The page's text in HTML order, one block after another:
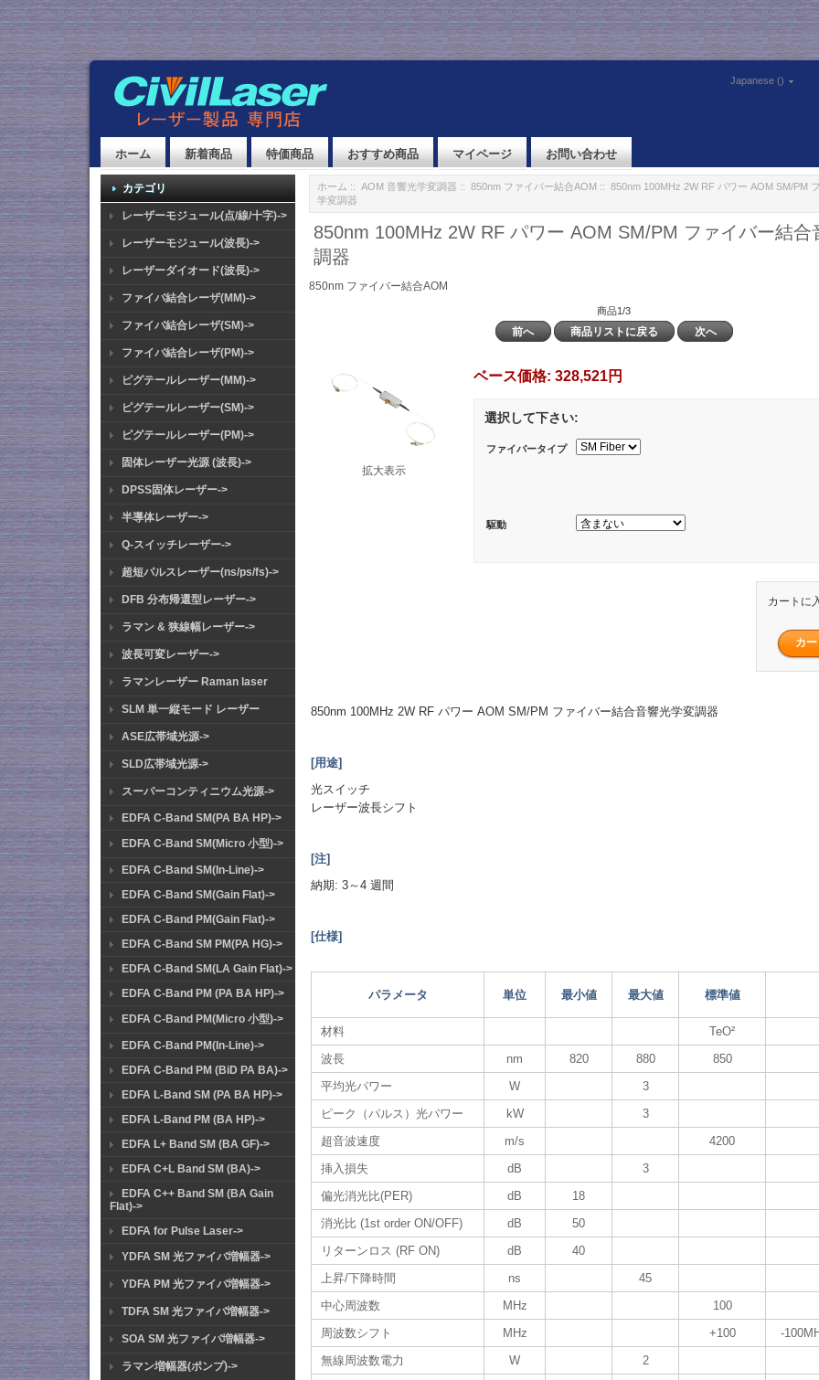
Japanese ()
ホーム 新着商品 特価商品 おすすめ商品 マイページ お問い合わせ
カテゴリ
レーザーモジュール(点/線/十字)->
レーザーモジュール(波長)->
レーザーダイオード(波長)->
ファイバ結合レーザ(MM)->
ファイバ結合レーザ(SM)->
ファイバ結合レーザ(PM)->
ピグテールレーザー(MM)->
ピグテールレーザー(SM)->
ピグテールレーザー(PM)->
固体レーザー光源 (波長)->
DPSS固体レーザー->
半導体レーザー->
Q-スイッチレーザー->
超短パルスレーザー(ns/ps/fs)->
DFB 分布帰還型レーザー->
ラマン & 狭線幅レーザー->
波長可変レーザー->
ラマンレーザー Raman laser
SLM 単一縦モード レーザー
ASE広帯域光源->
SLD広帯域光源->
スーパーコンティニウム光源->
EDFA C-Band SM(PA BA HP)->
EDFA C-Band SM(Micro 小型)->
EDFA C-Band SM(In-Line)->
EDFA C-Band SM(Gain Flat)->
EDFA C-Band PM(Gain Flat)->
EDFA C-Band SM PM(PA HG)->
EDFA C-Band SM(LA Gain Flat)->
EDFA C-Band PM (PA BA HP)->
EDFA C-Band PM(Micro 小型)->
EDFA C-Band PM(In-Line)->
EDFA C-Band PM (BiD PA BA)->
EDFA L-Band SM (PA BA HP)->
EDFA L-Band PM (BA HP)->
EDFA L+ Band SM (BA GF)->
EDFA C+L Band SM (BA)->
EDFA C++ Band SM (BA Gain
Flat)->
EDFA for Pulse Laser->
YDFA SM 光ファイバ増幅器->
YDFA PM 光ファイバ増幅器->
TDFA SM 光ファイバ増幅器->
SOA SM 光ファイバ増幅器->
ラマン増幅器(ポンプ)->
ホーム :: AOM 音響光学変調器 :: 850nm ファイバー結合AOM :: 850nm 100MHz 2W RF パワー AOM SM/PM
学変調器
850nm 100MHz 2W RF パワー AOM SM/PM ファイバー結合
調器
850nm ファイバー結合AOM
商品1/3
前へ 商品リストに戻る 次へ
拡大表示
ベース価格: 328,521円
選択して下さい:
ファイバータイプ
駆動
カートに
850nm 100MHz 2W RF パワー AOM SM/PM ファイバー結合音響光学変調器
[用途]
光スイッチ
レーザー波長シフト
[注]
納期: 3～4 週間
[仕様]
パラメータ 単位 最小値 最大値 標準値
材料
TeO²
波長
nm 820 880
850
平均光パワー
W
3
ピーク（パルス）光パワー
kW
3
超音波速度
m/s
4200
挿入損失
dB
3
偏光消光比(PER)
dB
18
消光比 (1st order ON/OFF)
dB
50
リターンロス (RF ON)
dB
40
上昇/下降時間
ns
45
中心周波数
MHz
100
周波数シフト
MHz +100
-
無線周波数電力
W
2